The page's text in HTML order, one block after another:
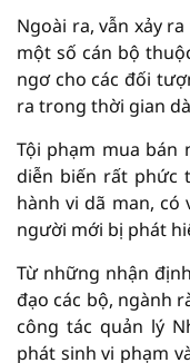
Ngoài ra, vẫn xảy
một số cán bộ
ngơ cho các đối
ra trong thời gian
Tội phạm mua bán
diễn biến rất phức
hành vi dã man, có
người mới bị phát
Từ những nhận
đạo các bộ, ngành
công tác quản lý
phát sinh vi phạm